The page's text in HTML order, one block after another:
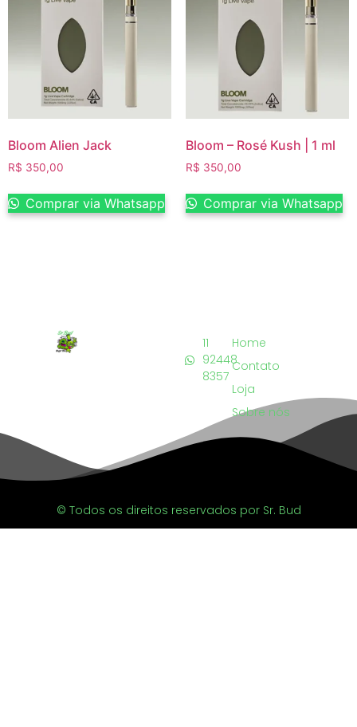
Bloom Alien Jack
R$ 350,00
Comprar via Whatsapp
Bloom – Rosé Kush | 1 ml
R$ 350,00
Comprar via Whatsapp
Home
Contato
Loja
Sobre nós
11
92448
8357
© Todos os direitos reservados por Sr. Bud